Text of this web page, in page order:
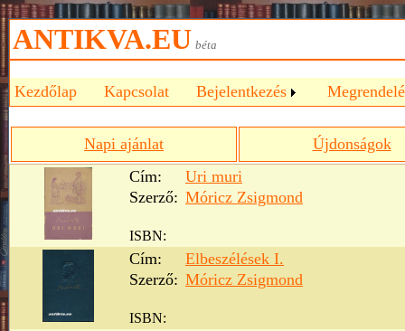
ANTIKVA.EU béta
Kezdőlap Kapcsolat Bejelentkezés
Napi ajánlat
Újdonságok
Cím:
Uri muri
Szerző: Móricz Zsigmond
ISBN:
Cím:
Elbeszélések I.
Szerző: Móricz Zsigmond
ISBN: